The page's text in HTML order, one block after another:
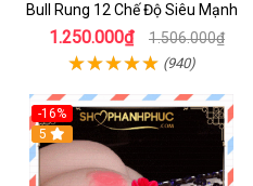
Bull Rung 12 Chế Độ Siêu Mạnh
1.250.000₫ 1.506.000₫
(940)
-16%
5